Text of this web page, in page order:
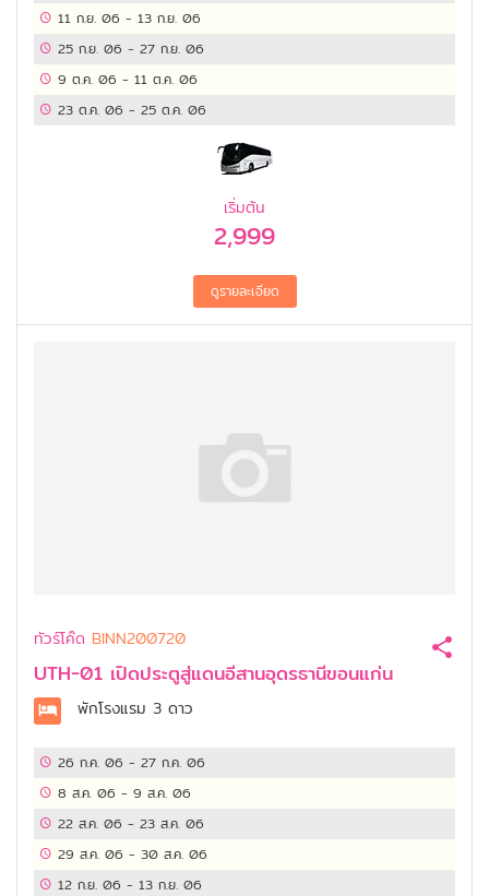
11 ก.ย. 06 - 13 ก.ย. 06
25 ก.ย. 06 - 27 ก.ย. 06
9 ต.ค. 06 - 11 ต.ค. 06
23 ต.ค. 06 - 25 ต.ค. 06
เริ่มต้น
2,999
ทัวร์โค๊ด BINN200720
UTH-01 เปิดประตูสู่แดนอีสานอุดรธานีขอนแก่น
พักโรงแรม 3 ดาว
26 ก.ค. 06 - 27 ก.ค. 06
8 ส.ค. 06 - 9 ส.ค. 06
22 ส.ค. 06 - 23 ส.ค. 06
29 ส.ค. 06 - 30 ส.ค. 06
12 ก.ย. 06 - 13 ก.ย. 06